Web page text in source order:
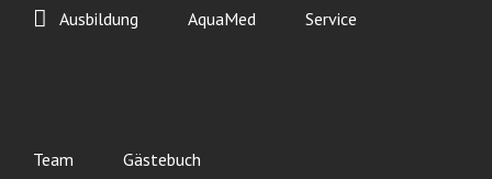
Ausbildung AquaMed Service
Team Gästebuch